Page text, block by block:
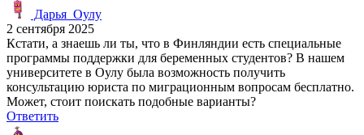
Дарья_Оулу
2 сентября 2025
Кстати, а знаешь ли ты, что в Финляндии есть специальные
программы поддержки для беременных студентов? В нашем
университете в Оулу была возможность получить
консультацию юриста по миграционным вопросам бесплатно.
Может, стоит поискать подобные варианты?
Ответить